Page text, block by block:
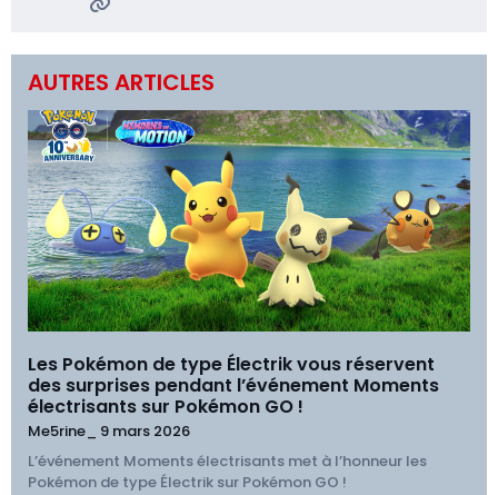
AUTRES ARTICLES
Les Pokémon de type Électrik vous réservent
des surprises pendant l’événement Moments
électrisants sur Pokémon GO !
Me5rine_ 9 mars 2026
L’événement Moments électrisants met à l’honneur les
Pokémon de type Électrik sur Pokémon GO !